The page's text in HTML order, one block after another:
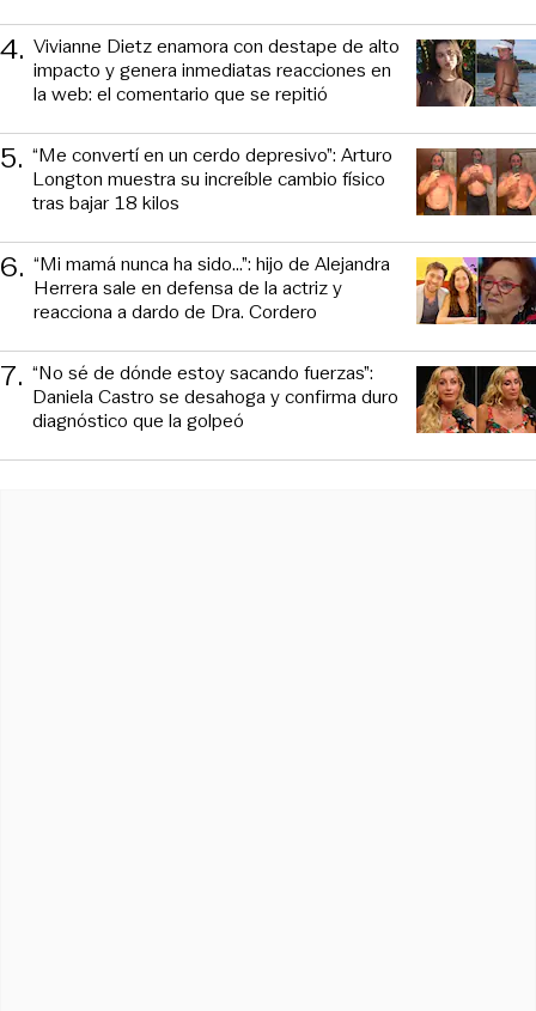
4. Vivianne Dietz enamora con destape de alto
impacto y genera inmediatas reacciones en
la web: el comentario que se repitió
5. “Me convertí en un cerdo depresivo”: Arturo
Longton muestra su increíble cambio físico
tras bajar 18 kilos
6. “Mi mamá nunca ha sido...”: hijo de Alejandra
Herrera sale en defensa de la actriz y
reacciona a dardo de Dra. Cordero
7. “No sé de dónde estoy sacando fuerzas”:
Daniela Castro se desahoga y confirma duro
diagnóstico que la golpeó